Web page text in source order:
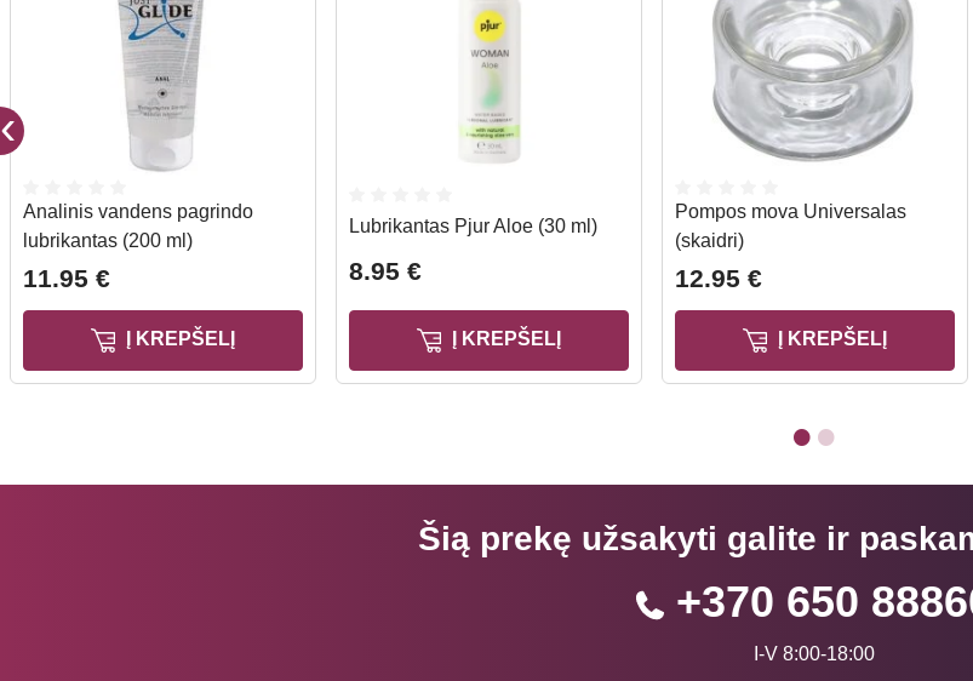
Analinis vandens pagrindo
lubrikantas (200 ml)
11.95 €
Į KREPŠELĮ
Lubrikantas Pjur Aloe (30 ml)
8.95 €
Į KREPŠELĮ
Pompos mova Universalas
(skaidri)
12.95 €
Į KREPŠELĮ
Šią prekę užsakyti galite ir
+370 650
I-V 8:00-18:00